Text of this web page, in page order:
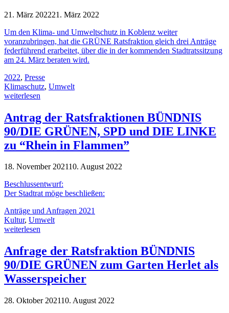
21. März 202221. März 2022
Um den Klima- und Umweltschutz in Koblenz weiter
voranzubringen, hat die GRÜNE Ratsfraktion gleich drei Anträge
federführend erarbeitet, über die in der kommenden Stadtratssitzung
am 24. März beraten wird.
2022, Presse
Klimaschutz, Umwelt
weiterlesen
Antrag der Ratsfraktionen BÜNDNIS
90/DIE GRÜNEN, SPD und DIE LINKE
zu “Rhein in Flammen”
18. November 202110. August 2022
Beschlussentwurf:
Der Stadtrat möge beschließen:
Anträge und Anfragen 2021
Kultur, Umwelt
weiterlesen
Anfrage der Ratsfraktion BÜNDNIS
90/DIE GRÜNEN zum Garten Herlet als
Wasserspeicher
28. Oktober 202110. August 2022